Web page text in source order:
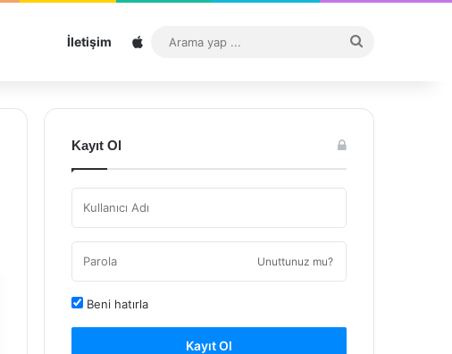
İletişim Sitemap
...
Kayıt Ol
Unuttunuz mu?
Beni hatırla
Kayıt Ol